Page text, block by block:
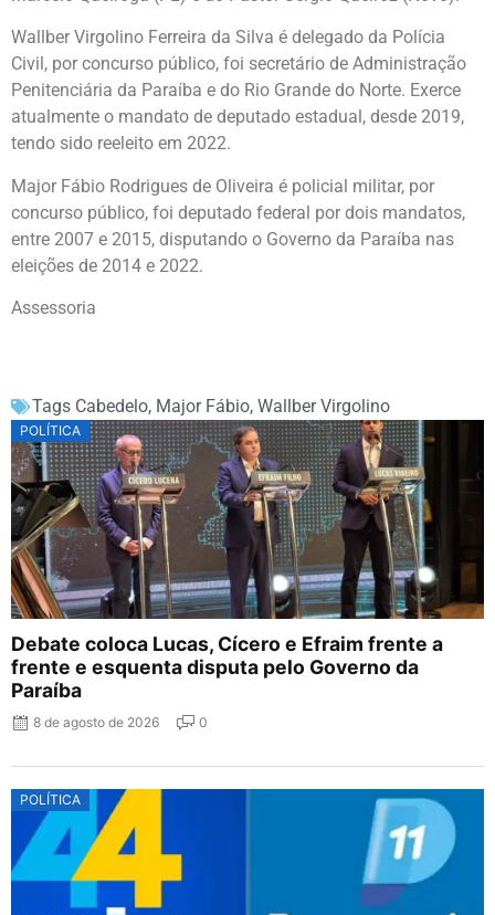
Wallber Virgolino Ferreira da Silva é delegado da Polícia
Civil, por concurso público, foi secretário de Administração
Penitenciária da Paraíba e do Rio Grande do Norte. Exerce
atualmente o mandato de deputado estadual, desde 2019,
tendo sido reeleito em 2022.
Major Fábio Rodrigues de Oliveira é policial militar, por
concurso público, foi deputado federal por dois mandatos,
entre 2007 e 2015, disputando o Governo da Paraíba nas
eleições de 2014 e 2022.
Assessoria
Tags Cabedelo, Major Fábio, Wallber Virgolino
POLÍTICA
Debate coloca Lucas, Cícero e Efraim frente a
frente e esquenta disputa pelo Governo da
Paraíba
8 de agosto de 2026 0
POLÍTICA